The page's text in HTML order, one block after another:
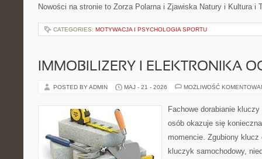
Nowości na stronie to Zorza Polarna i Zjawiska Natury i Kultura i
CATEGORIES: MOTYWACJA I PSYCHOLOGIA SPORTU
IMMOBILIZERY I ELEKTRONIKA
POSTED BY ADMIN MAJ - 21 - 2026 MOŻLIWOŚĆ
Fachowe dorabianie
osób okazuje się
momencie. Zgubiony
kluczyk samochodowy,